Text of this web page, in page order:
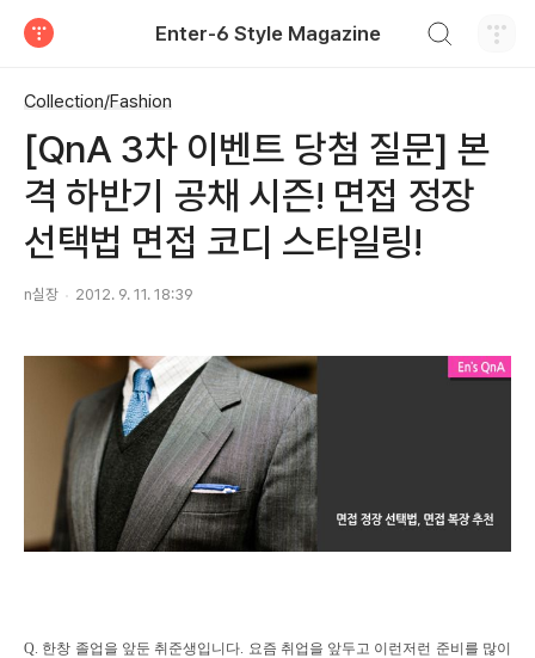
Enter-6 Style Magazine
Collection/Fashion
[QnA 3차 이벤트 당첨 질문] 본
격 하반기 공채 시즌! 면접 정장
선택법 면접 코디 스타일링!
n실장 2012. 9. 11. 18:39
Q. 한창 졸업을 앞둔 취준생입니다 요즘 취업을 앞두고 이런저런 준비를 많이